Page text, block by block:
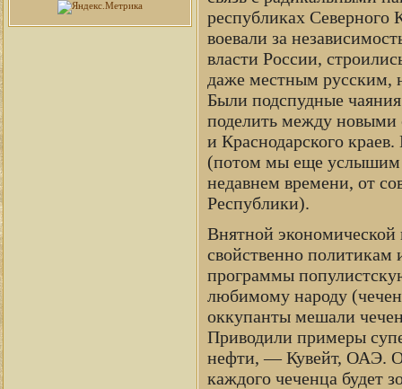
республиках Северного
воевали за
власти России,
даже местным русским,
Были подспудные чаяния
поделить между новыми
и Краснодарского
(потом мы еще услышим
недавнем времени, от
Республики).
Внятной
свойственно политикам
программы
любимому народу
оккупанты мешали
Приводили примеры
нефти, — Кувейт, ОАЭ.
каждого чеченца будет